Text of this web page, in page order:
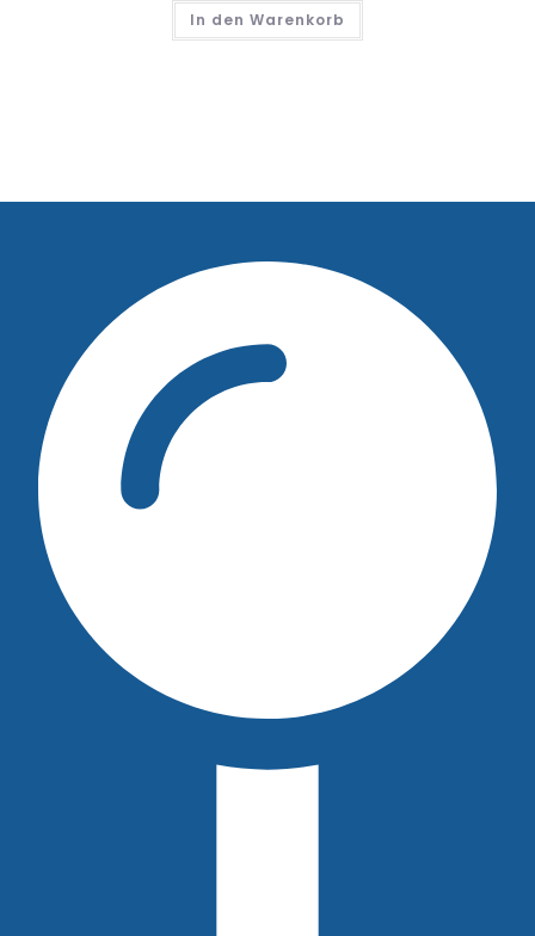
In den Warenkorb